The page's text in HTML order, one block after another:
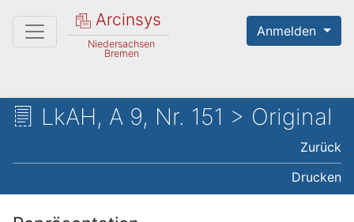
Arcinsys
Niedersachsen
Bremen
Anmelden
LkAH, A 9, Nr. 151 > Original
Zurück
Drucken